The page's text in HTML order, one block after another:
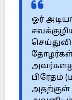
ஓர்
தோழர்கள்
பிரேதம்